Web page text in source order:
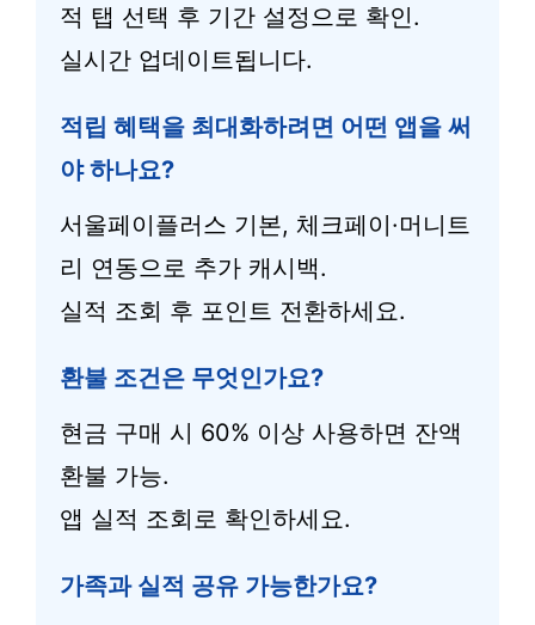
적 탭 선택 후 기간 설정으로 확인.
실시간 업데이트됩니다.
적립 혜택을 최대화하려면 어떤 앱을 써
야 하나요?
서울페이플러스 기본, 체크페이·머니트
리 연동으로 추가 캐시백.
실적 조회 후 포인트 전환하세요.
환불 조건은 무엇인가요?
현금 구매 시 60% 이상 사용하면 잔액
환불 가능.
앱 실적 조회로 확인하세요.
가족과 실적 공유 가능한가요?